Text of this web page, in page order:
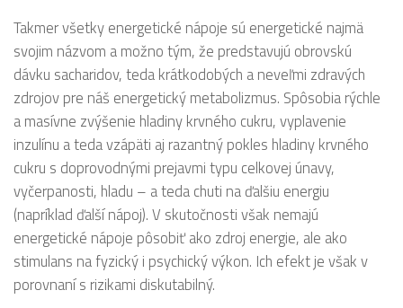
Takmer všetky energetické nápoje sú energetické najmä
svojim názvom a možno tým, že predstavujú obrovskú
dávku sacharidov, teda krátkodobých a neveľmi zdravých
zdrojov pre náš energetický metabolizmus. Spôsobia rýchle
a masívne zvýšenie hladiny krvného cukru, vyplavenie
inzulínu a teda vzápäti aj razantný pokles hladiny krvného
cukru s doprovodnými prejavmi typu celkovej únavy,
vyčerpanosti, hladu – a teda chuti na ďalšiu energiu
(napríklad ďalší nápoj). V skutočnosti však nemajú
energetické nápoje pôsobiť ako zdroj energie, ale ako
stimulans na fyzický i psychický výkon. Ich efekt je však v
porovnaní s rizikami diskutabilný.